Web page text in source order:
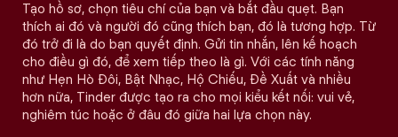
Tạo hồ sơ, chọn tiêu chí của bạn và bắt đầu quẹt. Bạn
thích ai đó và người đó cũng thích bạn, đó là tương hợp. Từ
đó trở đi là do bạn quyết định. Gửi tin nhắn, lên kế hoạch
cho điều gì đó, để xem tiếp theo là gì. Với các tính năng
như Hẹn Hò Đôi, Bật Nhạc, Hộ Chiếu, Đề Xuất và nhiều
hơn nữa, Tinder được tạo ra cho mọi kiểu kết nối: vui vẻ,
nghiêm túc hoặc ở đâu đó giữa hai lựa chọn này.